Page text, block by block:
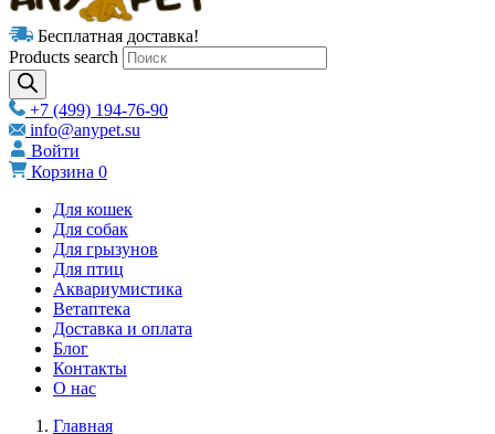
Бесплатная доставка!
Products search
+7 (499) 194-76-90
info@anypet.su
Войти
Корзина 0
Для кошек
Для собак
Для грызунов
Для птиц
Аквариумистика
Ветаптека
Доставка и оплата
Блог
Контакты
О нас
Главная